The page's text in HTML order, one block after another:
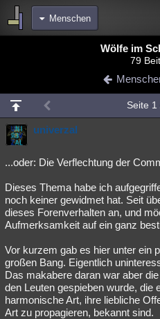
Menschen
Chat Wiki Neuigkeiten
meine Rubriken
Menschen Wissenschaft
Spiritualität Verschwörungen
Natur Umfragen
weitere Rubriken
Philosophie Träume Orte
Astronomie Helpdesk
Musik Clash
Übersichten
Wölfe im
79
Seite 1
univerzal
...oder: Die Verflechtung der
Dieses Thema habe ich
noch keiner gewidmet hat. Seit
dieses Forenverhalten an, und
Aufmerksamkeit auf ein ganz
Vor kurzem gab es hier unter ein
großen Bang. Eigentlich
Das makabere daran war aber
den Leuten gespieben wurde, die
harmonische Art, ihre liebliche
Art zu propagieren, bekannt sind.